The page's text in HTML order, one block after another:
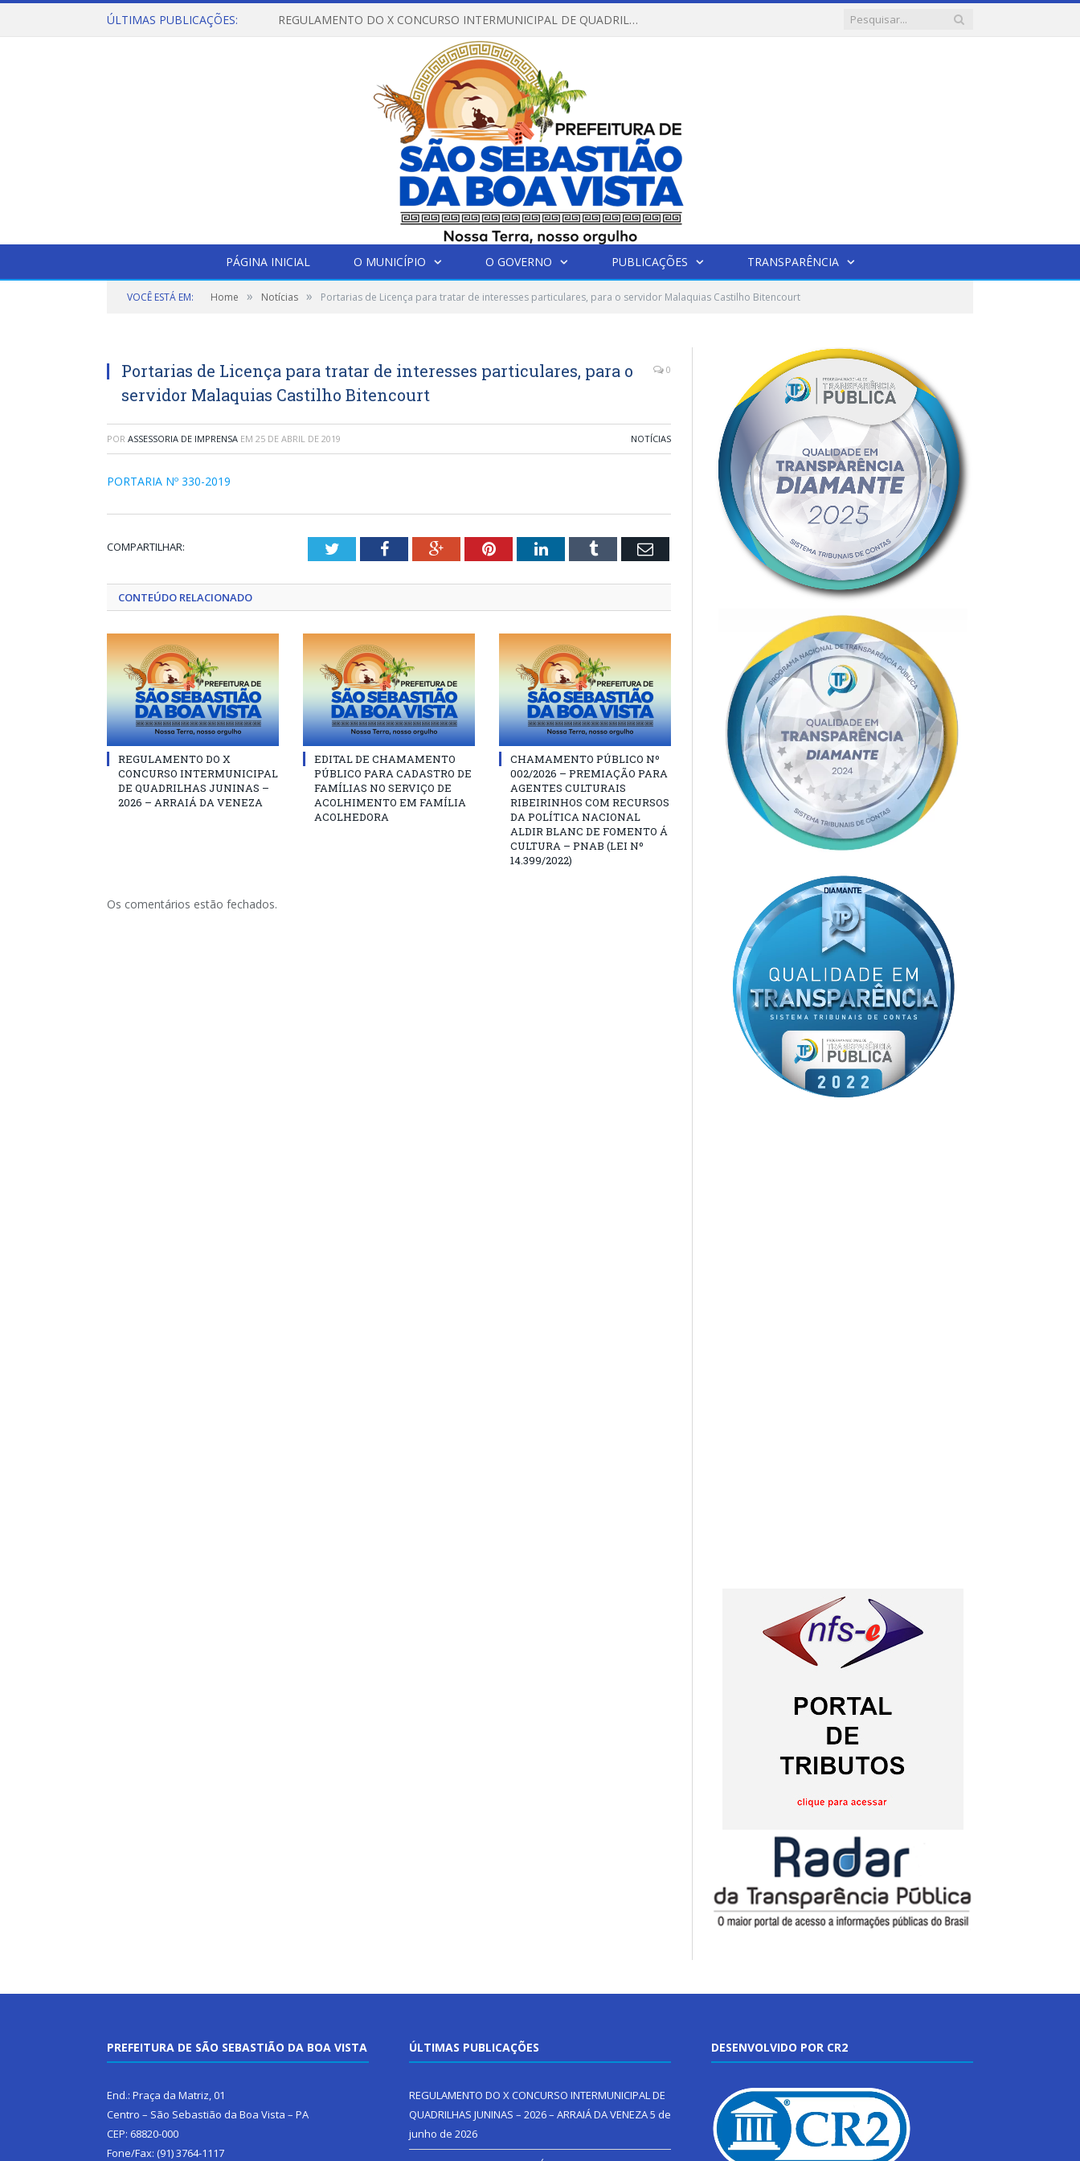
ÚLTIMAS PUBLICAÇÕES: REGULAMENTO DO X CONCURSO INTERMUNICIPAL DE QUADRILHAS JUNINAS – 2026 – ARRAIÁ DA VENEZA
PÁGINA INICIAL O MUNICÍPIO O GOVERNO PUBLICAÇÕES TRANSPARÊNCIA
VOCÊ ESTÁ EM: Home » Notícias » Portarias de Licença para tratar de interesses particulares, para o servidor Malaquias Castilho Bitencourt
Portarias de Licença para tratar de interesses particulares, para o
servidor Malaquias Castilho Bitencourt
0
POR ASSESSORIA DE IMPRENSA EM 25 DE ABRIL DE 2019 NOTÍCIAS
PORTARIA Nº 330-2019
COMPARTILHAR: TwitterFacebookGoogle+PinterestLinkedInTumblr Email
CONTEÚDO RELACIONADO
REGULAMENTO DO X
CONCURSO INTERMUNICIPAL
DE QUADRILHAS JUNINAS –
2026 – ARRAIÁ DA VENEZA
EDITAL DE CHAMAMENTO
PÚBLICO PARA CADASTRO DE
FAMÍLIAS NO SERVIÇO DE
ACOLHIMENTO EM FAMÍLIA
ACOLHEDORA
CHAMAMENTO PÚBLICO Nº
002/2026 – PREMIAÇÃO PARA
AGENTES CULTURAIS
RIBEIRINHOS COM RECURSOS
DA POLÍTICA NACIONAL
ALDIR BLANC DE FOMENTO Á
CULTURA – PNAB (LEI Nº
14.399/2022)
Os comentários estão fechados.
PREFEITURA DE SÃO SEBASTIÃO DA BOA VISTA
End.: Praça da Matriz, 01
Centro – São Sebastião da Boa Vista – PA
CEP: 68820-000
Fone/Fax: (91) 3764-1117
ÚLTIMAS PUBLICAÇÕES
REGULAMENTO DO X CONCURSO INTERMUNICIPAL DE
QUADRILHAS JUNINAS – 2026 – ARRAIÁ DA VENEZA5 de
junho de 2026
DESENVOLVIDO POR CR2